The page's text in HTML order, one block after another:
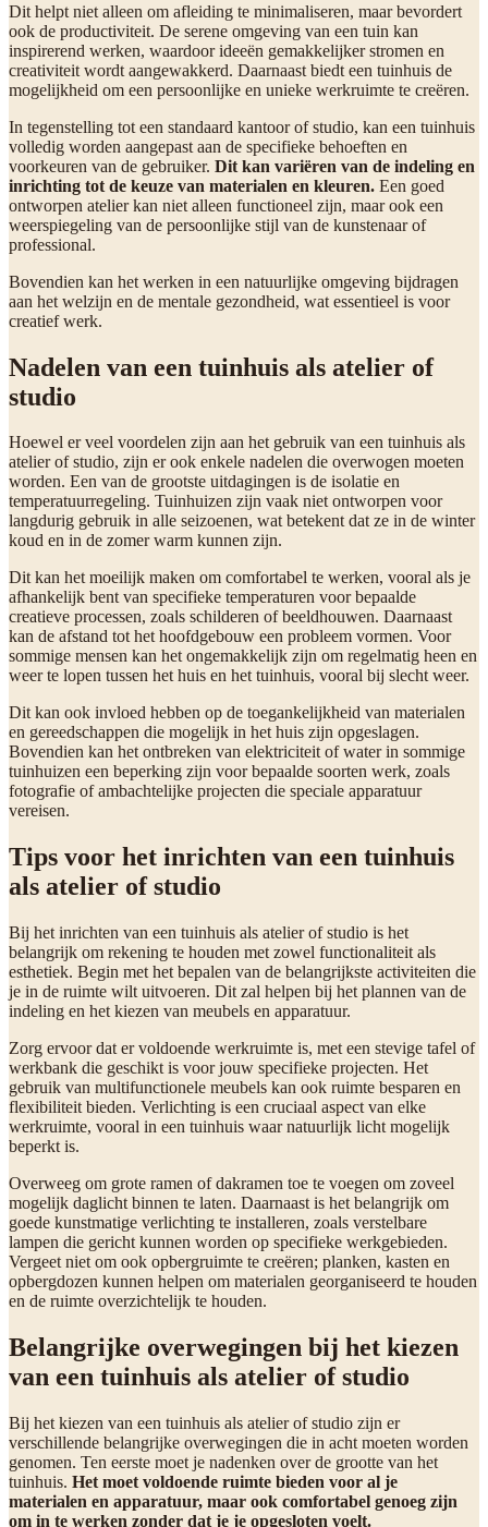
Dit helpt niet alleen om afleiding te minimaliseren, maar bevordert
ook de productiviteit. De serene omgeving van een tuin kan
inspirerend werken, waardoor ideeën gemakkelijker stromen en
creativiteit wordt aangewakkerd. Daarnaast biedt een tuinhuis de
mogelijkheid om een persoonlijke en unieke werkruimte te creëren.
In tegenstelling tot een standaard kantoor of studio, kan een tuinhuis
volledig worden aangepast aan de specifieke behoeften en
voorkeuren van de gebruiker. Dit kan variëren van de indeling en
inrichting tot de keuze van materialen en kleuren. Een goed
ontworpen atelier kan niet alleen functioneel zijn, maar ook een
weerspiegeling van de persoonlijke stijl van de kunstenaar of
professional.
Bovendien kan het werken in een natuurlijke omgeving bijdragen
aan het welzijn en de mentale gezondheid, wat essentieel is voor
creatief werk.
Nadelen van een tuinhuis als atelier of
studio
Hoewel er veel voordelen zijn aan het gebruik van een tuinhuis als
atelier of studio, zijn er ook enkele nadelen die overwogen moeten
worden. Een van de grootste uitdagingen is de isolatie en
temperatuurregeling. Tuinhuizen zijn vaak niet ontworpen voor
langdurig gebruik in alle seizoenen, wat betekent dat ze in de winter
koud en in de zomer warm kunnen zijn.
Dit kan het moeilijk maken om comfortabel te werken, vooral als je
afhankelijk bent van specifieke temperaturen voor bepaalde
creatieve processen, zoals schilderen of beeldhouwen. Daarnaast
kan de afstand tot het hoofdgebouw een probleem vormen. Voor
sommige mensen kan het ongemakkelijk zijn om regelmatig heen en
weer te lopen tussen het huis en het tuinhuis, vooral bij slecht weer.
Dit kan ook invloed hebben op de toegankelijkheid van materialen
en gereedschappen die mogelijk in het huis zijn opgeslagen.
Bovendien kan het ontbreken van elektriciteit of water in sommige
tuinhuizen een beperking zijn voor bepaalde soorten werk, zoals
fotografie of ambachtelijke projecten die speciale apparatuur
vereisen.
Tips voor het inrichten van een tuinhuis
als atelier of studio
Bij het inrichten van een tuinhuis als atelier of studio is het
belangrijk om rekening te houden met zowel functionaliteit als
esthetiek. Begin met het bepalen van de belangrijkste activiteiten die
je in de ruimte wilt uitvoeren. Dit zal helpen bij het plannen van de
indeling en het kiezen van meubels en apparatuur.
Zorg ervoor dat er voldoende werkruimte is, met een stevige tafel of
werkbank die geschikt is voor jouw specifieke projecten. Het
gebruik van multifunctionele meubels kan ook ruimte besparen en
flexibiliteit bieden. Verlichting is een cruciaal aspect van elke
werkruimte, vooral in een tuinhuis waar natuurlijk licht mogelijk
beperkt is.
Overweeg om grote ramen of dakramen toe te voegen om zoveel
mogelijk daglicht binnen te laten. Daarnaast is het belangrijk om
goede kunstmatige verlichting te installeren, zoals verstelbare
lampen die gericht kunnen worden op specifieke werkgebieden.
Vergeet niet om ook opbergruimte te creëren; planken, kasten en
opbergdozen kunnen helpen om materialen georganiseerd te houden
en de ruimte overzichtelijk te houden.
Belangrijke overwegingen bij het kiezen
van een tuinhuis als atelier of studio
Bij het kiezen van een tuinhuis als atelier of studio zijn er
verschillende belangrijke overwegingen die in acht moeten worden
genomen. Ten eerste moet je nadenken over de grootte van het
tuinhuis. Het moet voldoende ruimte bieden voor al je
materialen en apparatuur, maar ook comfortabel genoeg zijn
om in te werken zonder dat je je opgesloten voelt.